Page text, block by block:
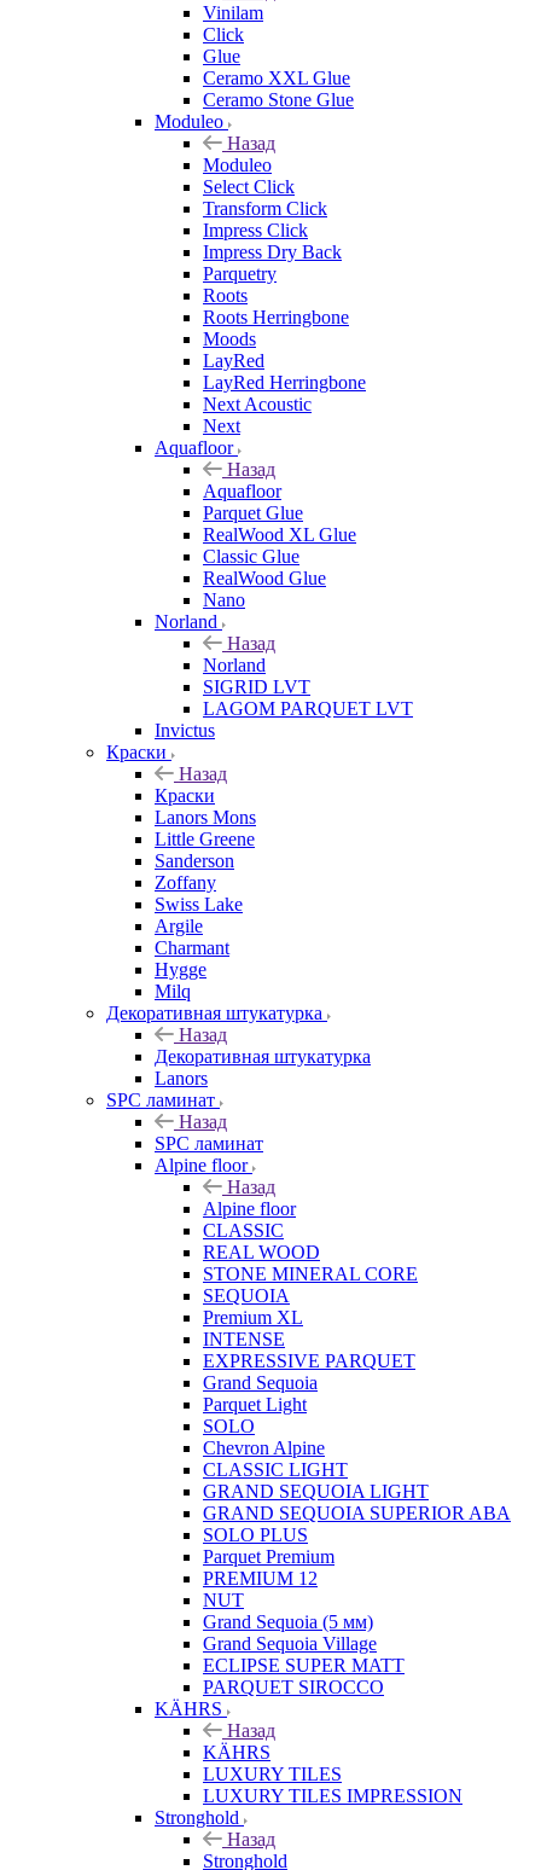
Vinilam
Click
Glue
Ceramo XXL Glue
Ceramo Stone Glue
Moduleo
Назад
Moduleo
Select Click
Transform Click
Impress Click
Impress Dry Back
Parquetry
Roots
Roots Herringbone
Moods
LayRed
LayRed Herringbone
Next Acoustic
Next
Aquafloor
Назад
Aquafloor
Parquet Glue
RealWood XL Glue
Classic Glue
RealWood Glue
Nano
Norland
Назад
Norland
SIGRID LVT
LAGOM PARQUET LVT
Invictus
Краски
Назад
Краски
Lanors Mons
Little Greene
Sanderson
Zoffany
Swiss Lake
Argile
Charmant
Hygge
Milq
Декоративная штукатурка
Назад
Декоративная штукатурка
Lanors
SPC ламинат
Назад
SPC ламинат
Alpine floor
Назад
Alpine floor
CLASSIC
REAL WOOD
STONE MINERAL CORE
SEQUOIA
Premium XL
INTENSE
EXPRESSIVE PARQUET
Grand Sequoia
Parquet Light
SOLO
Chevron Alpine
CLASSIC LIGHT
GRAND SEQUOIA LIGHT
GRAND SEQUOIA SUPERIOR ABA
SOLO PLUS
Parquet Premium
PREMIUM 12
NUT
Grand Sequoia (5 мм)
Grand Sequoia Village
ECLIPSE SUPER MATT
PARQUET SIROCCO
KÄHRS
Назад
KÄHRS
LUXURY TILES
LUXURY TILES IMPRESSION
Stronghold
Назад
Stronghold